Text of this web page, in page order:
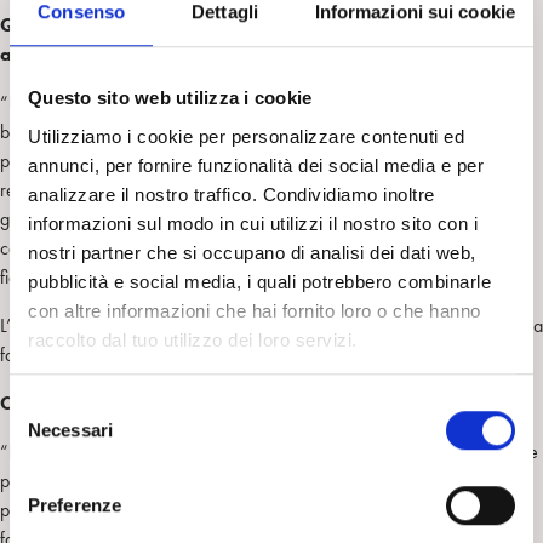
Consenso Dettagli Informazioni sui cookie
Questo sito web utilizza i cookie
Utilizziamo i cookie per personalizzare contenuti ed
annunci, per fornire funzionalità dei social media e per
analizzare il nostro traffico. Condividiamo inoltre
informazioni sul modo in cui utilizzi il nostro sito con i
nostri partner che si occupano di analisi dei dati web,
pubblicità e social media, i quali potrebbero combinarle
con altre informazioni che hai fornito loro o che hanno
raccolto dal tuo utilizzo dei loro servizi.
S
e
z
Necessari
Preferenze
Qual è l’importanza per i bambini di acquisire la propria
autonomia?
“L’autonomia è naturale nello sviluppo armonioso e positivo del
bambino. Naturalmente è importante per i bambini rendersi
progressivamente autonomi poiché le piccole o grandi conquiste li
rendono felici, orgogliosi di se stessi, soddisfatti di rendere partecipi i
genitori dei loro progressi. La conquista per tappe di una progressiva
capacità di rendersi autonomi li fa sentire sentirsi sicuri e accresce la
fiducia in sé stessi.
L’autonomia procede per tappe e i genitori possono aiutare i propri figli a
fare le proprie conquiste favorendo le attitudini e aiutandoli”.
Cosa si intende per “autonomia personale”?
“L’autonomia è un processo che accompagna lo sviluppo del bambino e
poi dell’adolescente nel corso di tutta la sua crescita. Si parte dalle
piccole cose per arrivare un giorno a vivere da soli, farsi una propria